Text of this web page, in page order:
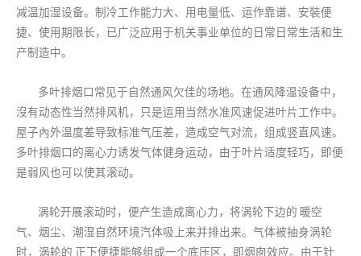
减温加湿设备。制冷工作能力大、用电量低、运作靠谱、安裝便
捷、使用期限长，已广泛应用于机关事业单位的日常日常生活和生
产制造中。
多叶排烟口常见于自然通风欠佳的场地。在通风降温设备中，
沒有动态性当然排风机，只是运用当然水准风速促进叶片工作中。
屋子內外温度差导致标准气压差，造成空气对流，组成竖直风速。
多叶排烟口的离心力诱发气体健身运动，由于叶片适度轻巧，即便
是弱风也可以使其滚动。
涡轮开展滚动时，便产生造成离心力，将涡轮下边的 暖空
气、烟尘、潮湿自然环境汽体吸上来并排出来。气体被抽身涡轮
时，涡轮的 正下便捷能够组成一个底压区，即烟囱效应。由于针